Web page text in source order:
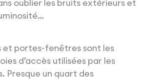
oublier les bruits extérieurs et
et portes-fenêtres sont les
d’accès utilisées par les
Presque un quart des